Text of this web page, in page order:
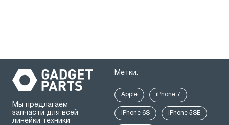
Мы предлагаем
запчасти для всей
линейки техники
Метки:
Apple iPhone 7
iPhone 6S iPhone 5SE